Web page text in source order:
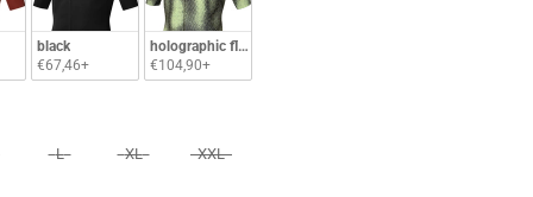
black
€67,46+
holographic fluo matcha
€104,90+
L XL XXL